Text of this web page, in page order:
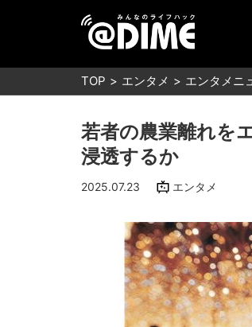
TOP エンタメ エンタメニ
若者の農業離れを
浸透するか
2025.07.23 エンタメ